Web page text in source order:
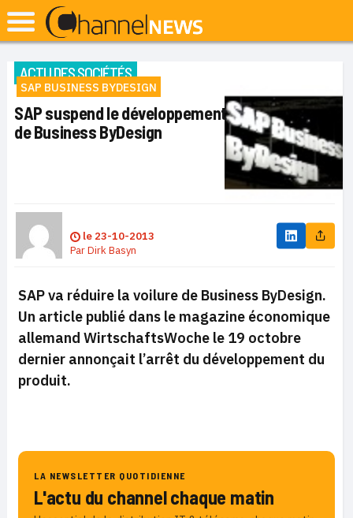
ACTU DES SOCIÉTÉS
SAP BUSINESS BYDESIGN
SAP suspend le développement
de Business ByDesign
le 23-10-2013
ParDirk Basyn
SAP va réduire la voilure de Business ByDesign.
Un article publié dans le magazine économique
allemand WirtschaftsWoche le 19 octobre
dernier annonçait l’arrêt du développement du
produit.
LA NEWSLETTER QUOTIDIENNE
L'actu du channel chaque matin